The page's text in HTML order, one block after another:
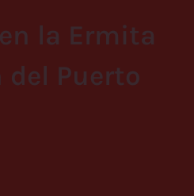
la Ermita
del Puerto